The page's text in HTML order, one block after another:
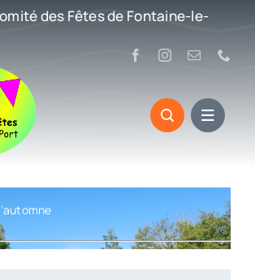
des Fêtes de Fontaine-le-